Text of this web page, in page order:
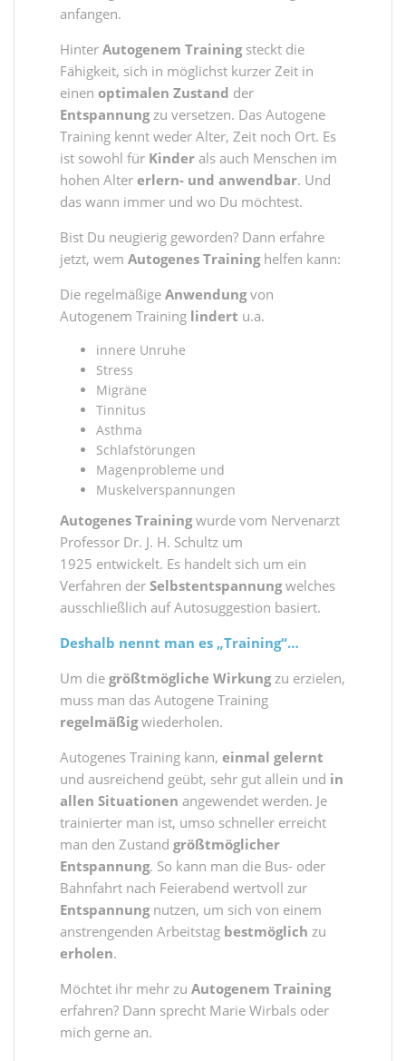
anfangen.
Hinter Autogenem Trainingsteckt die
Fähigkeit, sich in möglichst kurzer Zeit in
einen optimalen Zustand der
Entspannungzu versetzen. Das Autogene
Training kennt weder Alter, Zeit noch Ort. Es
ist sowohl für Kinder als auch Menschen im
hohen Alter erlern- und anwendbar. Und
das wann immer und wo Du möchtest.
Bist Du neugierig geworden? Dann erfahre
jetzt, wem Autogenes Traininghelfen kann:
Die regelmäßige Anwendungvon
Autogenem Training lindert u.a.
innere Unruhe
Stress
Migräne
Tinnitus
Asthma
Schlafstörungen
Magenprobleme und
Muskelverspannungen
Autogenes Trainingwurde vom Nervenarzt
Professor Dr. J. H. Schultz um
1925 entwickelt. Es handelt sich um ein
Verfahren der Selbstentspannungwelches
ausschließlich auf Autosuggestion basiert.
Deshalb nennt man es „Training“…
Um die größtmögliche Wirkungzu erzielen,
muss man das Autogene Training
regelmäßigwiederholen.
Autogenes Training kann, einmal gelernt
und ausreichend geübt, sehr gut allein und in
allen Situationen angewendet werden. Je
trainierter man ist, umso schneller erreicht
man den Zustand größtmöglicher
Entspannung. So kann man die Bus- oder
Bahnfahrt nach Feierabend wertvoll zur
Entspannungnutzen, um sich von einem
anstrengenden Arbeitstag bestmöglich zu
erholen.
Möchtet ihr mehr zu Autogenem Training
erfahren? Dann sprecht Marie Wirbals oder
mich gerne an.